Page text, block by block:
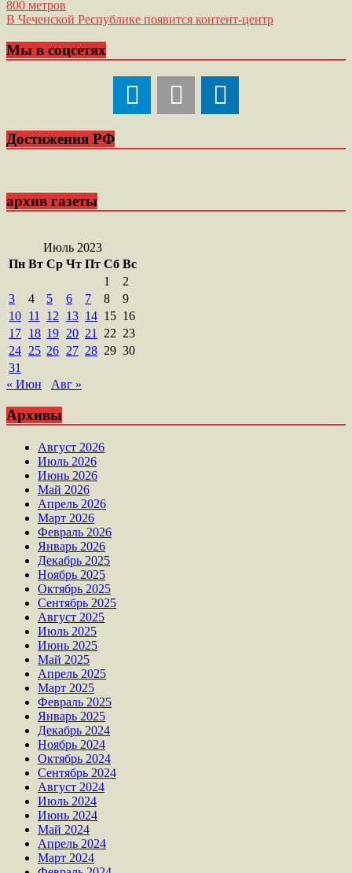
по
800 метров
В Чеченской Республике появится контент-центр
Мы в соцсетях
Достижения РФ
архив газеты
Июль 2023
Пн Вт Ср Чт Пт Сб Вс
1
2
3
4 5 6 7 8
9
10 11 12 13 14 15 16
17 18 19 20 21 22 23
24 25 26 27 28 29 30
31
« Июн
Авг »
Архивы
Август 2026
Июль 2026
Июнь 2026
Май 2026
Апрель 2026
Март 2026
Февраль 2026
Январь 2026
Декабрь 2025
Ноябрь 2025
Октябрь 2025
Сентябрь 2025
Август 2025
Июль 2025
Июнь 2025
Май 2025
Апрель 2025
Март 2025
Февраль 2025
Январь 2025
Декабрь 2024
Ноябрь 2024
Октябрь 2024
Сентябрь 2024
Август 2024
Июль 2024
Июнь 2024
Май 2024
Апрель 2024
Март 2024